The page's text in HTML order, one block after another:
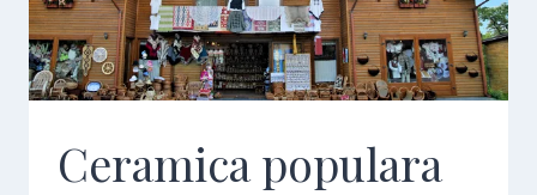
Ceramica populara